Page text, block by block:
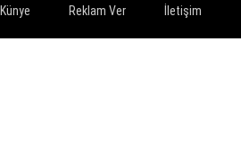
Künye Reklam Ver İletişim